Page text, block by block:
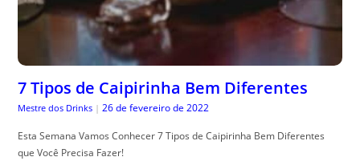
7 Tipos de Caipirinha Bem Diferentes
Mestre dos Drinks | 26 de fevereiro de 2022
Esta Semana Vamos Conhecer 7 Tipos de Caipirinha Bem Diferentes
que Você Precisa Fazer!